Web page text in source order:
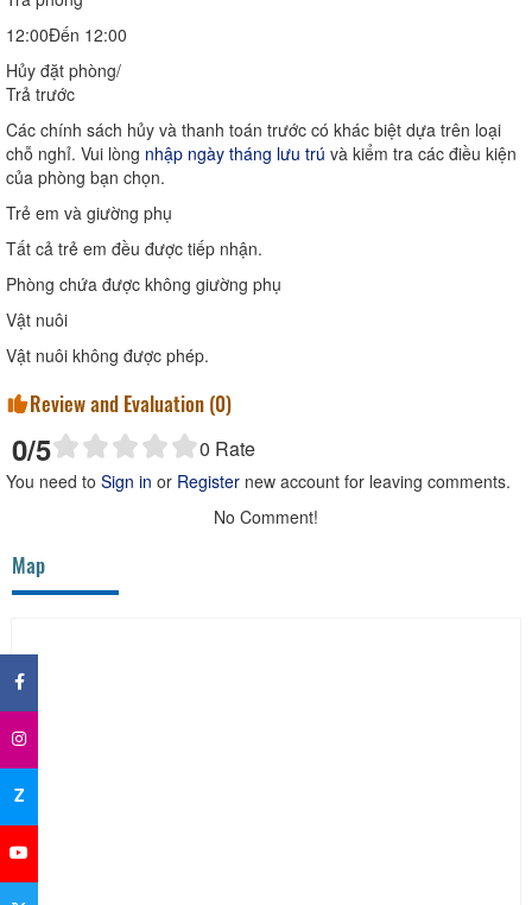
12:00Đến 12:00
Hủy đặt phòng/
Trả trước
Các chính sách hủy và thanh toán trước có khác biệt dựa trên loại
chỗ nghỉ. Vui lòng nhập ngày tháng lưu trú và kiểm tra các điều kiện
của phòng bạn chọn.
Trẻ em và giường phụ
Tất cả trẻ em đều được tiếp nhận.
Phòng chứa được không giường phụ
Vật nuôi
Vật nuôi không được phép.
Review and Evaluation (0)
0/5 0 Rate
You need to Sign in or Register new account for leaving comments.
No Comment!
Map
×
Z